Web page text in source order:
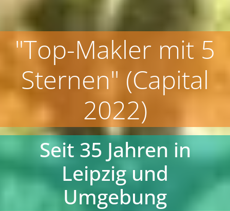
"Top-Makler mit 5
Sternen" (Capital
2022)
Seit 35 Jahren in
Leipzig und
Umgebung